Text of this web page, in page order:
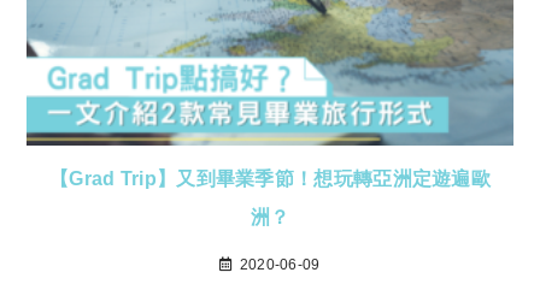
【Grad Trip】又到畢業季節！想玩轉亞洲定遊遍歐
洲？
2020-06-09